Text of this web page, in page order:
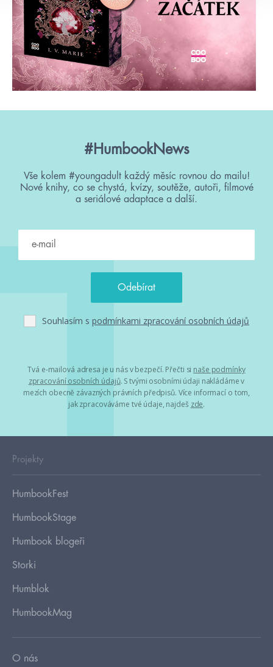
#HumbookNews
Vše kolem #youngadult každý měsíc rovnou do mailu!
Nové knihy, co se chystá, kvízy, soutěže, autoři, filmové
a seriálové adaptace a další.
Souhlasím s podmínkami zpracování osobních údajů
Tvá e-mailová adresa je u nás v bezpečí. Přečti si naše podmínky
zpracování osobních údajů. S tvými osobními údaji nakládáme v
mezích obecně závazných právních předpisů. Více informací o tom,
jak zpracováváme tvé údaje, najdeš zde.
Projekty
HumbookFest
HumbookStage
Humbook blogeři
Storki
Humblok
HumbookMag
O nás